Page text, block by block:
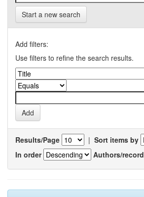
Start a new search
Add filters:
Use filters to refine the search results.
Results/Page | Sort items by
In order
Authors/record